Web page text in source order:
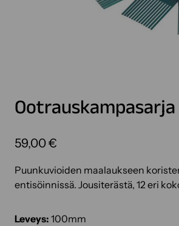
Ootrauskampasarja
59,00€
Puunkuvioiden maalaukseen
entisöinnissä. Jousiterästä, 12 eri
Leveys: 100mm